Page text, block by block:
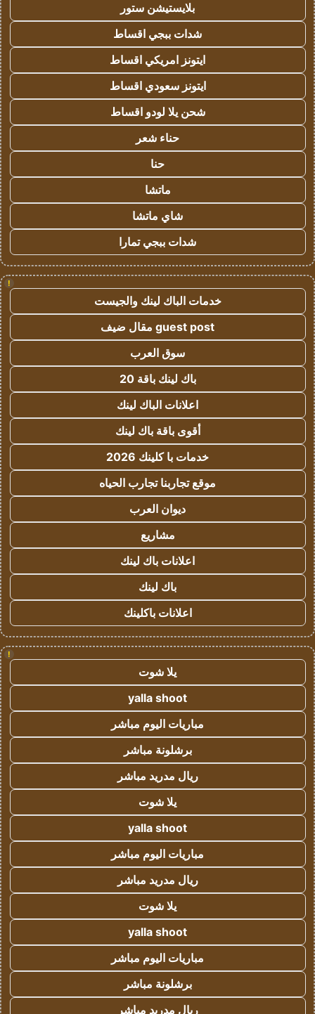
بلايستيشن ستور
شدات ببجي اقساط
ايتونز امريكي اقساط
ايتونز سعودي اقساط
شحن يلا لودو اقساط
حناء شعر
حنا
ماتشا
شاي ماتشا
شدات ببجي تمارا
!
خدمات الباك لينك والجيست
guest post مقال ضيف
سوق العرب
باك لينك باقة 20
اعلانات الباك لينك
أقوى باقة باك لينك
خدمات با كلينك 2026
موقع تجاربنا تجارب الحياه
ديوان العرب
مشاريع
اعلانات باك لينك
باك لينك
اعلانات باكلينك
!
يلا شوت
yalla shoot
مباريات اليوم مباشر
برشلونة مباشر
ريال مدريد مباشر
يلا شوت
yalla shoot
مباريات اليوم مباشر
ريال مدريد مباشر
يلا شوت
yalla shoot
مباريات اليوم مباشر
برشلونة مباشر
ريال مدريد مباشر